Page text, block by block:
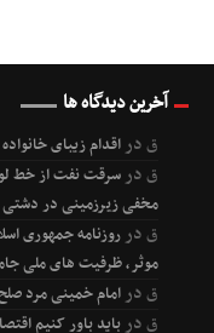
آخرین دیدگاه ها
قدراقدام زیبای
قدرسرقت نفت از خط
مخفی زیرزمینی در
قدرروزنامه جمهوری
موثر، ظرفیت های ملی
قدرامام خمینی مرد
قدرباید باور کنیم